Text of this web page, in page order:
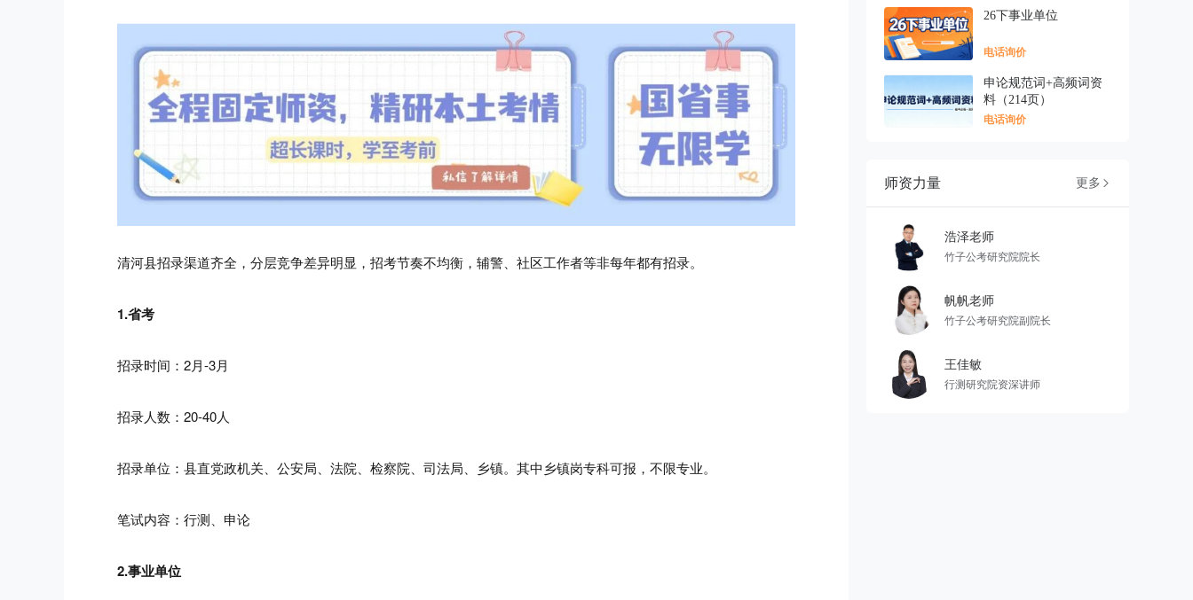
清河县招录渠道齐全，分层竞争差异明显，招考节奏不均衡，辅警、社区工作者等非每年都有招录。
1.省考
招录时间：2月-3月
招录人数：20-40人
招录单位：县直党政机关 、公安局、法院、检察院、司法局、乡镇。其中乡镇岗专科可报，不限专业。
笔试内容：行测、申论
2.事业单位
26下事业单位
电话询价
申论规范词+高频词资
料（214页）
电话询价
师资力量 更多 
浩泽老师
竹子公考研究院院长
帆帆老师
竹子公考研究院副院长
王佳敏
行测研究院资深讲师